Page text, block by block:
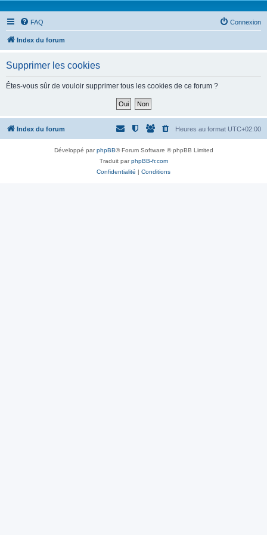
FAQ Connexion
Index du forum
Supprimer les cookies
Êtes-vous sûr de vouloir supprimer tous les cookies de ce forum ?
Index du forum Heures au format UTC+02:00
Développé parphpBB® Forum Software © phpBB Limited
Traduit parphpBB-fr.com
Confidentialité | Conditions